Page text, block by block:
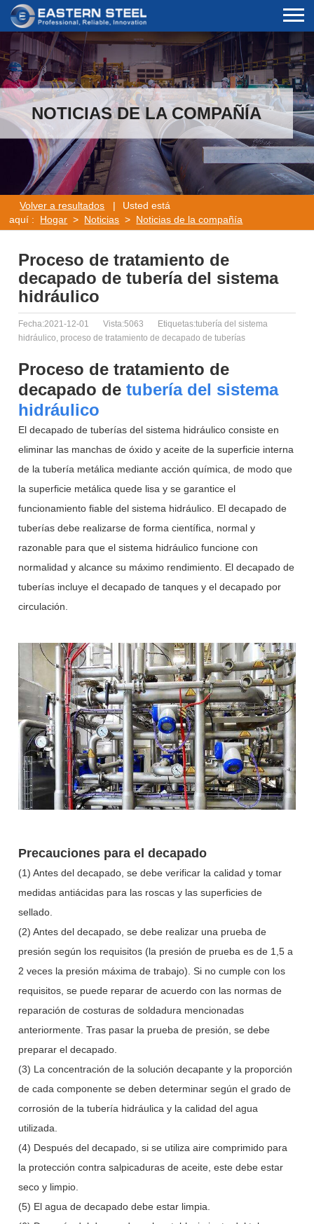
NOTICIAS DE LA COMPAÑÍA
Volver a resultados |
Usted está
aquí : Hogar > Noticias > Noticias de la compañía
Proceso de tratamiento de
decapado de tubería del sistema
hidráulico
Fecha:2021-12-01 Vista:5063
Etiquetas:tubería del sistema
hidráulico, proceso de tratamiento de decapado de tuberías
Proceso de tratamiento de
decapado detubería del sistema
hidráulico
El decapado de tuberías del sistema hidráulico consiste en
eliminar las manchas de óxido y aceite de la superficie interna
de la tubería metálica mediante acción química, de modo que
la superficie metálica quede lisa y se garantice el
funcionamiento fiable del sistema hidráulico. El decapado de
tuberías debe realizarse de forma científica, normal y
razonable para que el sistema hidráulico funcione con
normalidad y alcance su máximo rendimiento. El decapado de
tuberías incluye el decapado de tanques y el decapado por
circulación.
Precauciones para el decapado
(1) Antes del decapado, se debe verificar la calidad y tomar
medidas antiácidas para las roscas y las superficies de
sellado.
(2) Antes del decapado, se debe realizar una prueba de
presión según los requisitos (la presión de prueba es de 1,5 a
2 veces la presión máxima de trabajo). Si no cumple con los
requisitos, se puede reparar de acuerdo con las normas de
reparación de costuras de soldadura mencionadas
anteriormente. Tras pasar la prueba de presión, se debe
preparar el decapado.
(3) La concentración de la solución decapante y la proporción
de cada componente se deben determinar según el grado de
corrosión de la tubería hidráulica y la calidad del agua
utilizada.
(4) Después del decapado, si se utiliza aire comprimido para
la protección contra salpicaduras de aceite, este debe estar
seco y limpio.
(5) El agua de decapado debe estar limpia.